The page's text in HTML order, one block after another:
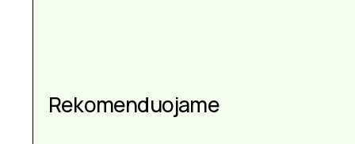
Rekomenduojame
Aksesuarai kiekvienai
progai